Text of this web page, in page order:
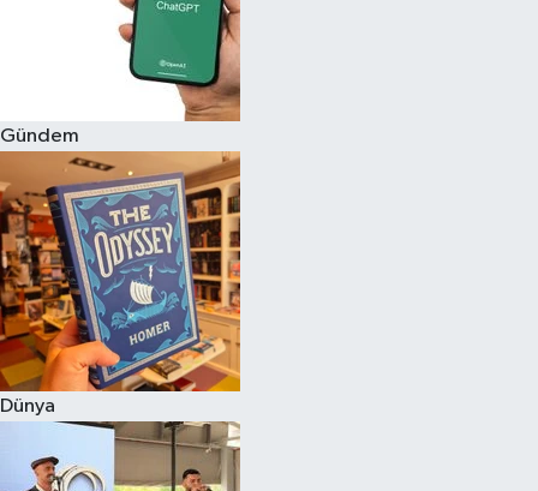
Gündem
Dünya